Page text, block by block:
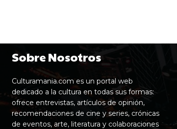
Sobre Nosotros
Culturamania.com es un portal web
dedicado a la cultura en todas sus formas:
ofrece entrevistas, artículos de opinión,
recomendaciones de cine y series, crónicas
de eventos, arte, literatura y colaboraciones